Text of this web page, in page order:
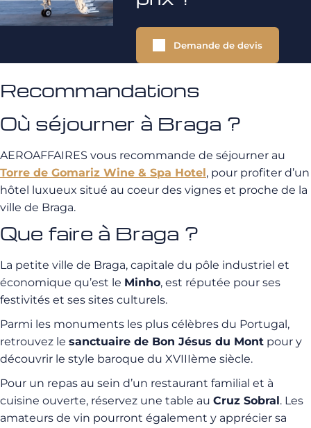
Demande de devis
Recommandations
Où séjourner à Braga ?
AEROAFFAIRES vous recommande de séjourner au
Torre de Gomariz Wine & Spa Hotel, pour profiter d’un
hôtel luxueux situé au coeur des vignes et proche de la
ville de Braga.
Que faire à Braga ?
La petite ville de Braga, capitale du pôle industriel et
économique qu’est le Minho, est réputée pour ses
festivités et ses sites culturels.
Parmi les monuments les plus célèbres du Portugal,
retrouvez le sanctuaire de Bon Jésus du Mont pour y
découvrir le style baroque du XVIIIème siècle.
Pour un repas au sein d’un restaurant familial et à
cuisine ouverte, réservez une table au Cruz Sobral. Les
amateurs de vin pourront également y apprécier sa